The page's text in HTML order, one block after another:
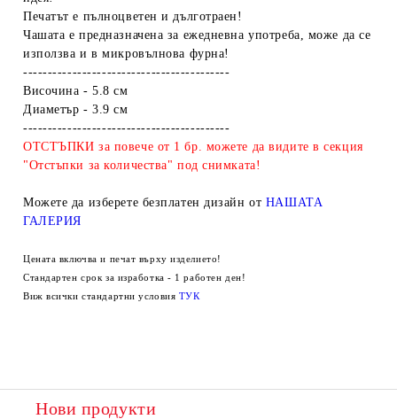
Печатът е пълноцветен и дълготраен!
Чашата е предназначена за ежедневна употреба, може да се
използва и в микровълнова фурна!
------------------------------------------
Височина - 5.8 см
Диаметър - 3.9 см
------------------------------------------
ОТСТЪПКИ за повече от 1 бр. можете да видите в секция
"Отстъпки за количества" под снимката!
Можете да изберете безплатен дизайн от НАШАТА
ГАЛЕРИЯ
Цената включва и печат върху изделието!
Стандартен срок за изработка - 1 работен ден!
Виж всички стандартни условия ТУК
Нови продукти